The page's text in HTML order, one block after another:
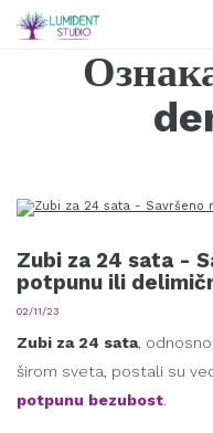
Zubi za 24 sata -
potpunu ili
02/11/23
Zubi za 24 sata, odnosno
širom sveta, postali su
potpunu bezubost.